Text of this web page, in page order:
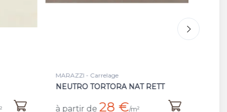
MARAZZI - Carrelage
NEUTRO GRAFITE NAT/RET
à partir de 25,41 €